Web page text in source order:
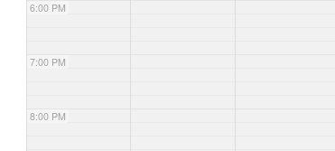
6:00 PM
7:00 PM
8:00 PM